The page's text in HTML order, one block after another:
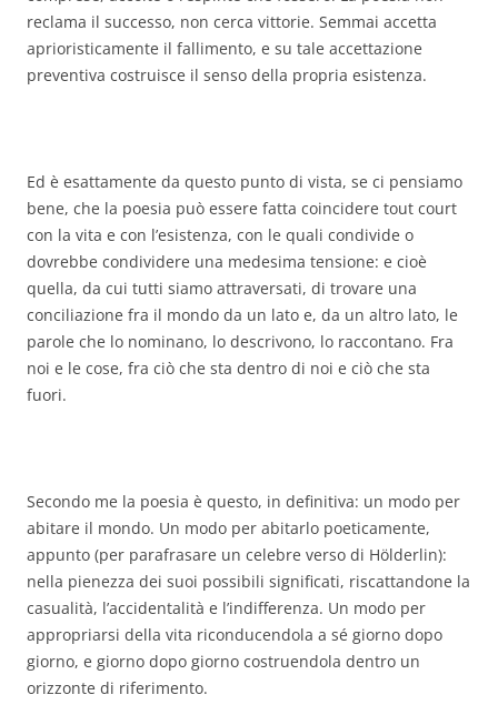
reclama il successo, non cerca vittorie. Semmai accetta
aprioristicamente il fallimento, e su tale accettazione
preventiva costruisce il senso della propria esistenza.
Ed è esattamente da questo punto di vista, se ci pensiamo
bene, che la poesia può essere fatta coincidere tout court
con la vita e con l’esistenza, con le quali condivide o
dovrebbe condividere una medesima tensione: e cioè
quella, da cui tutti siamo attraversati, di trovare una
conciliazione fra il mondo da un lato e, da un altro lato, le
parole che lo nominano, lo descrivono, lo raccontano. Fra
noi e le cose, fra ciò che sta dentro di noi e ciò che sta
fuori.
Secondo me la poesia è questo, in definitiva: un modo per
abitare il mondo. Un modo per abitarlo poeticamente,
appunto (per parafrasare un celebre verso di Hölderlin):
nella pienezza dei suoi possibili significati, riscattandone la
casualità, l’accidentalità e l’indifferenza. Un modo per
appropriarsi della vita riconducendola a sé giorno dopo
giorno, e giorno dopo giorno costruendola dentro un
orizzonte di riferimento.